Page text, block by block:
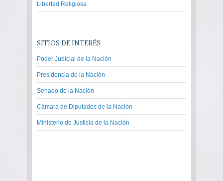
Libertad Religiosa
SITIOS DE INTERÉS
Poder Judicial de la Nación
Presidencia de la Nación
Senado de la Nación
Cámara de Diputados de la Nación
Ministerio de Justicia de la Nación